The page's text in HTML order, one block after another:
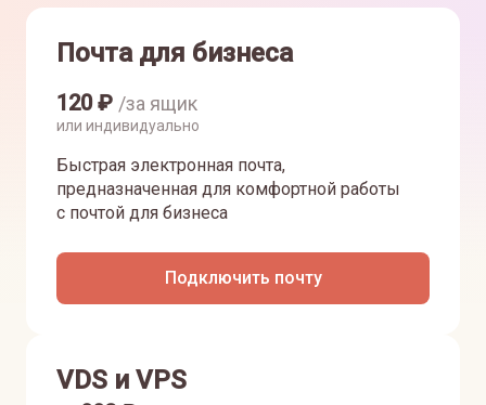
Почта для бизнеса
120₽ /за ящик
или индивидуально
Быстрая электронная почта,
предназначенная для комфортной работы
с почтой для бизнеса
Подключить почту
VDS и VPS